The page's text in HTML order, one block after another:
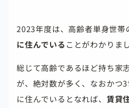
2023年度は、高齢者単身世帯
に住んでいる ことがわかりま
総じて高齢であるほど持ち家
が、絶対数が多く、なおかつ
に住んでいるとなれば、 賃貸